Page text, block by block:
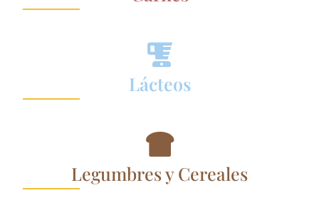

Lácteos

Legumbres y Cereales